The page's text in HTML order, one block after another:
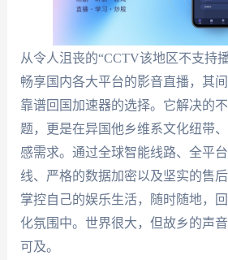
从令人沮丧的“CCTV该地区不支持
畅享国内各大平台的影音直播，其
靠谱回国加速器的选择。它解决的
题，更是在异国他乡维系文化纽带
感需求。通过全球智能线路、全平
线、严格的数据加密以及坚实的售
掌控自己的娱乐生活，随时随地，
化氛围中。世界很大，但故乡的声
可及。